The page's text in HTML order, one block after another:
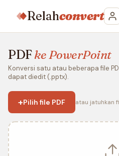
Relahconvert
PDFke PowerPoint
Konversi satu atau beberapa file
dapat diedit (.pptx).
+Pilih file PDF atau jatuhkan